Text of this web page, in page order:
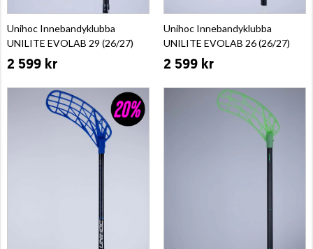
Unihoc Innebandyklubba
UNILITE EVOLAB 29 (26/27)
2 599 kr
Unihoc Innebandyklubba
UNILITE EVOLAB 26 (26/27)
2 599 kr